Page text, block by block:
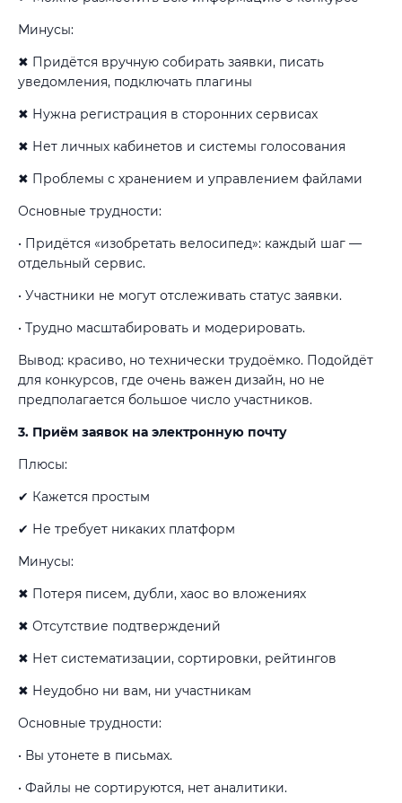
Минусы:
✖ Придётся вручную собирать заявки, писать
уведомления, подключать плагины
✖ Нужна регистрация в сторонних сервисах
✖ Нет личных кабинетов и системы голосования
✖ Проблемы с хранением и управлением файлами
Основные трудности:
• Придётся «изобретать велосипед»: каждый шаг —
отдельный сервис.
• Участники не могут отслеживать статус заявки.
• Трудно масштабировать и модерировать.
Вывод: красиво, но технически трудоёмко. Подойдёт
для конкурсов, где очень важен дизайн, но не
предполагается большое число участников.
3. Приём заявок на электронную почту
Плюсы:
✔ Кажется простым
✔ Не требует никаких платформ
Минусы:
✖ Потеря писем, дубли, хаос во вложениях
✖ Отсутствие подтверждений
✖ Нет систематизации, сортировки, рейтингов
✖ Неудобно ни вам, ни участникам
Основные трудности:
• Вы утонете в письмах.
• Файлы не сортируются, нет аналитики.